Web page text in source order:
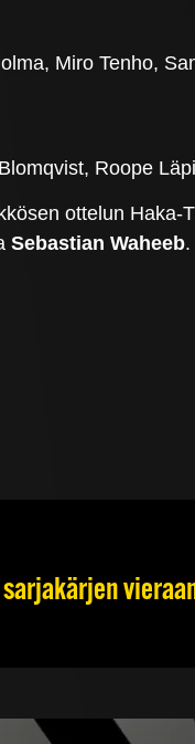
Miro Tenho,
Roope
ottelun Haka-
Sebastian Waheeb.